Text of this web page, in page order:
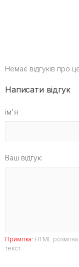
Немає відгуків про
Написати відгук
ім'я
Ваш відгук:
Примітка: HTML
текст.